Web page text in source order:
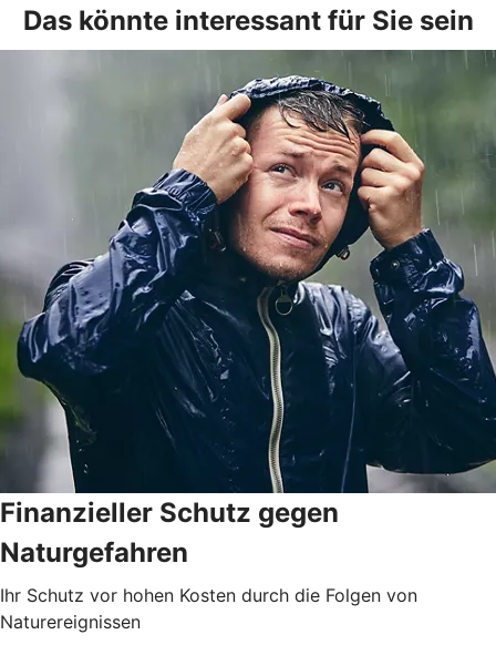
Das könnte interessant für Sie sein
Finanzieller Schutz gegen
Naturgefahren
Ihr Schutz vor hohen Kosten durch die Folgen von
Naturereignissen